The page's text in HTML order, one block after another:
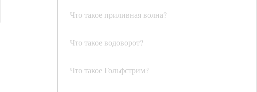
Что такое приливная волна?
Что такое водоворот?
Что такое Гольфстрим?